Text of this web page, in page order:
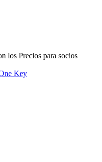
los Precios para socios
Key